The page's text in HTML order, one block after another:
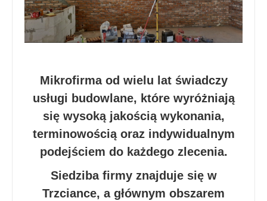
Mikrofirma od wielu lat świadczy
usługi budowlane, które wyróżniają
się wysoką jakością wykonania,
terminowością oraz indywidualnym
podejściem do każdego zlecenia.
Siedziba firmy znajduje się w
Trzciance, a głównym obszarem